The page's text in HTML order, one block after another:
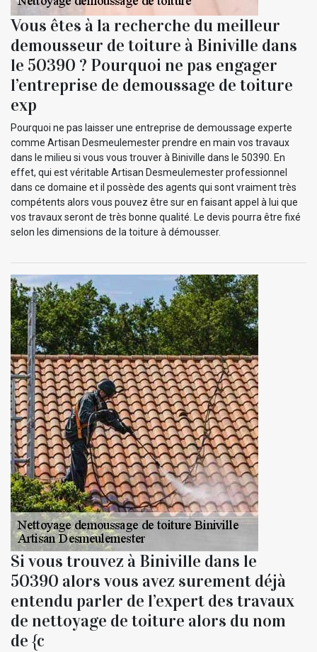
Vous êtes à la recherche du meilleur
demousseur de toiture à Biniville dans
le 50390 ? Pourquoi ne pas engager
l’entreprise de demoussage de toiture
exp
Pourquoi ne pas laisser une entreprise de demoussage experte
comme Artisan Desmeulemester prendre en main vos travaux
dans le milieu si vous vous trouver à Biniville dans le 50390. En
effet, qui est véritable Artisan Desmeulemester professionnel
dans ce domaine et il possède des agents qui sont vraiment très
compétents alors vous pouvez être sur en faisant appel à lui que
vos travaux seront de très bonne qualité. Le devis pourra être fixé
selon les dimensions de la toiture à démousser.
Si vous trouvez à Biniville dans le
50390 alors vous avez surement déjà
entendu parler de l’expert des travaux
de nettoyage de toiture alors du nom
de {c